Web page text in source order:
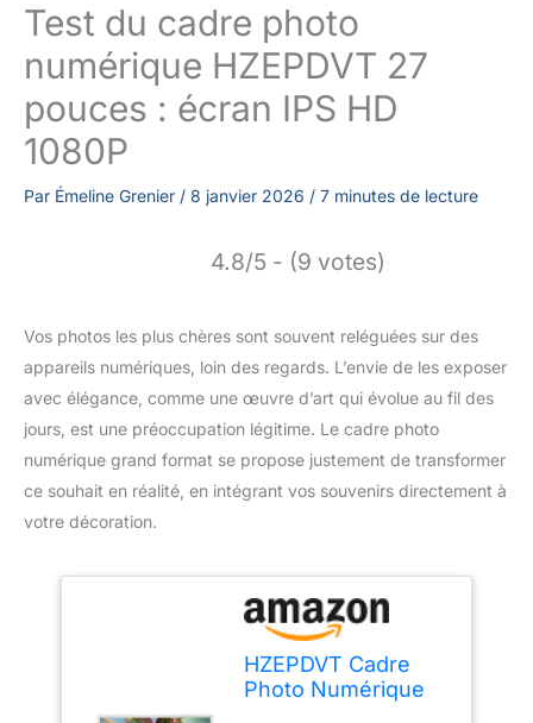
Test du cadre photo
numérique HZEPDVT 27
pouces : écran IPS HD
1080P
Par Émeline Grenier / 8 janvier 2026 / 7 minutes de lecture
4.8/5 - (9 votes)
Vos photos les plus chères sont souvent reléguées sur des
appareils numériques, loin des regards. L’envie de les exposer
avec élégance, comme une œuvre d’art qui évolue au fil des
jours, est une préoccupation légitime. Le cadre photo
numérique grand format se propose justement de transformer
ce souhait en réalité, en intégrant vos souvenirs directement à
votre décoration.
HZEPDVT Cadre
Photo Numérique